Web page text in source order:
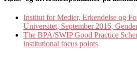
Institut for Medier, Erkendelse og
Universitet, September 2016,
The BPA/SWIP Good Practice
institutional focus points